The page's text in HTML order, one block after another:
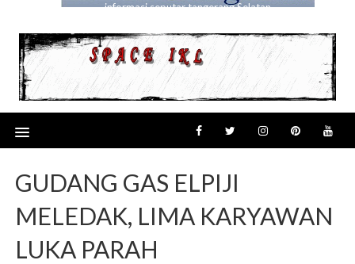
informasi seputar tangerang Selatan
GUDANG GAS ELPIJI
MELEDAK, LIMA KARYAWAN
LUKA PARAH